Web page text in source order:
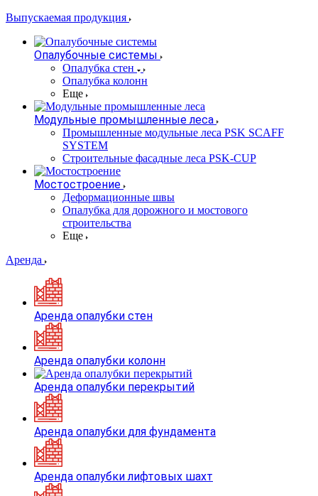
Выпускаемая продукция
Опалубочные системы
Опалубка стен
Опалубка колонн
Еще
Модульные промышленные леса
Промышленные модульные леса PSK SCAFF
SYSTEM
Строительные фасадные леса PSK-CUP
Мостостроение
Деформационные швы
Опалубка для дорожного и мостового
строительства
Еще
Аренда
Аренда опалубки стен
Аренда опалубки колонн
Аренда опалубки перекрытий
Аренда опалубки для фундамента
Аренда опалубки лифтовых шахт